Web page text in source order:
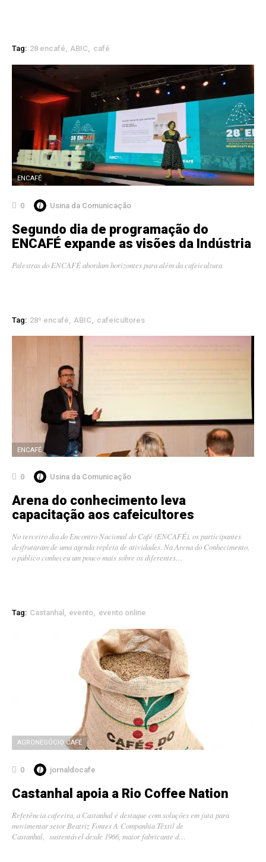
Tag: 28 encafé ABIC café
ENCAFÉ
0 Usina da Comunicação
Segundo dia de programação do
ENCAFÉ expande as visões da Indústria
Palestras do ENCAFÉ abordam horizontes para além da cafeicultura
Tag: 28º encafé ABIC cafeicultores
ENCAFÉ
0 Usina da Comunicação
Arena do conhecimento leva
capacitação aos cafeicultores
No terceiro dia do Encontro Nacional do Café (ENCAFÉ), os participantes
desfrutaram de uma agenda repleta de atividades. Na Arena do Conhecimento,
o público conheceu um pouco mais sobre os diferentes…
Tag: Castanhal evento evento online
AGRONEGÓCIO CAFÉ
0 jornaldocafe
Castanhal apoia a Rio Coffee Nation
Referência cafeeira, a Castanhal é destaque com soluções em juta para
movimentar setor Beatriz Fontes A Companhia Têxtil de
Castanhal, sustentável desde 1966, maior fabricante d…